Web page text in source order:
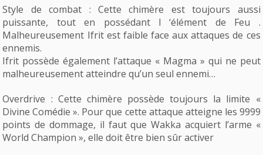
Style de combat : Cette chimère est toujours aussi
puissante, tout en possédant l ‘élément de Feu .
Malheureusement Ifrit est faible face aux attaques de ces
ennemis.
Ifrit possède également l’attaque « Magma » qui ne peut
malheureusement atteindre qu’un seul ennemi…
Overdrive : Cette chimère possède toujours la limite «
Divine Comédie ». Pour que cette attaque atteigne les 9999
points de dommage, il faut que Wakka acquiert l’arme «
World Champion », elle doit être bien sûr activer